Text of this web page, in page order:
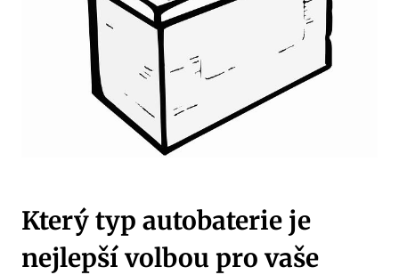
Který typ autobaterie je
nejlepší volbou pro vaše